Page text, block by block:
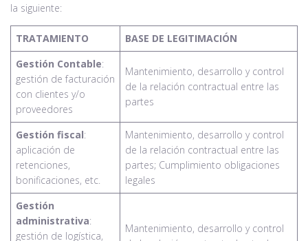
la siguiente:
TRATAMIENTO
BASE DE LEGITIMACIÓN
Gestión Contable:
gestión de facturación
con clientes y/o
proveedores
Mantenimiento, desarrollo y control
de la relación contractual entre las
partes
Gestión fiscal:
aplicación de
retenciones,
bonificaciones, etc.
Mantenimiento, desarrollo y control
de la relación contractual entre las
partes; Cumplimiento obligaciones
legales
Gestión
administrativa:
gestión de logística,
Mantenimiento, desarrollo y control